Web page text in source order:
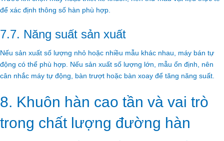
để xác định thông số hàn phù hợp.
7.7. Năng suất sản xuất
Nếu sản xuất số lượng nhỏ hoặc nhiều mẫu khác nhau, máy bán tự
động có thể phù hợp. Nếu sản xuất số lượng lớn, mẫu ổn định, nên
cân nhắc máy tự động, bàn trượt hoặc bàn xoay để tăng năng suất.
8. Khuôn hàn cao tần và vai trò
trong chất lượng đường hàn